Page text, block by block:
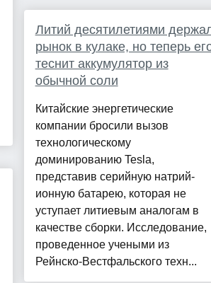
Литий десятилетиями
рынок в кулаке, но теперь
теснит аккумулятор из
обычной соли
Китайские энергетические
компании бросили вызов
технологическому
доминированию Tesla,
представив серийную натрий-
ионную батарею, которая не
уступает литиевым аналогам в
качестве сборки. Исследование,
проведенное учеными из
Рейнско-Вестфальского техн...